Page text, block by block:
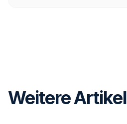
Weitere Artikel